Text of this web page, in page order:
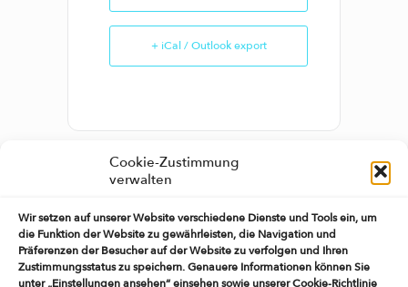
Cookie-Zustimmung
verwalten
Wir setzen auf unserer Website verschiedene Dienste und Tools ein, um
die Funktion der Website zu gewährleisten, die Navigation und
Präferenzen der Besucher auf der Website zu verfolgen und Ihren
Zustimmungsstatus zu speichern. Genauere Informationen können Sie
unter „Einstellungen ansehen“ einsehen sowie unserer Cookie-Richtlinie
+ iCal / Outlook export
VERANSTALTUNG